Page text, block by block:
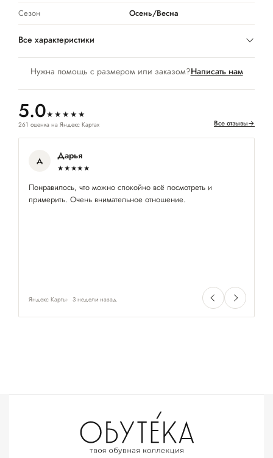
Нужна помощь с размером или заказом?Написать нам
5.0★★★★★
261 оценка на Яндекс Картах Все отзывы→
Д Дарья
★★★★★
Понравилось, что можно спокойно всё посмотреть и
примерить. Очень внимательное отношение.
Яндекс Карты 3 недели назад
Сезон
Осень/Весна
Все характеристики